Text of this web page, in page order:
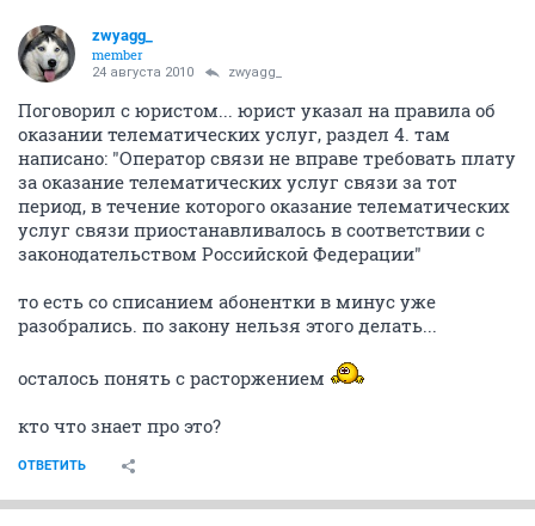
zwyagg_
member
24 августа 2010 zwyagg_
Поговорил с юристом... юрист указал на правила об
оказании телематических услуг, раздел 4. там
написано: "Оператор связи не вправе требовать плату
за оказание телематических услуг связи за тот
период, в течение которого оказание телематических
услуг связи приостанавливалось в соответствии с
законодательством Российской Федерации"
то есть со списанием абонентки в минус уже
разобрались. по закону нельзя этого делать...
осталось понять с расторжением
кто что знает про это?
ОТВЕТИТЬ